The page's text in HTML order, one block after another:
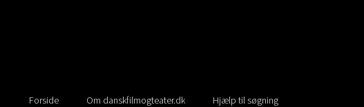
Forside Om danskfilmogteater.dk Hjælp til søgning